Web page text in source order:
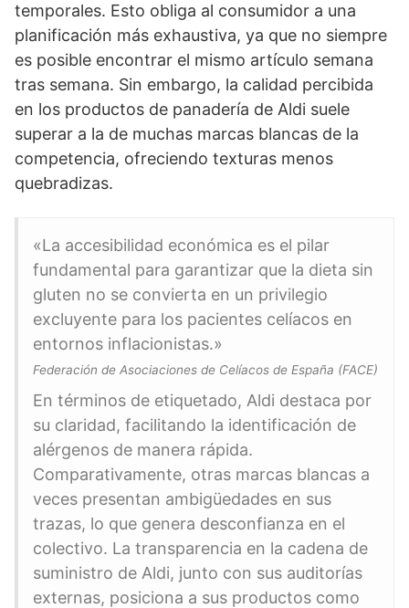
temporales. Esto obliga al consumidor a una
planificación más exhaustiva, ya que no siempre
es posible encontrar el mismo artículo semana
tras semana. Sin embargo, la calidad percibida
en los productos de panadería de Aldi suele
superar a la de muchas marcas blancas de la
competencia, ofreciendo texturas menos
quebradizas.
«La accesibilidad económica es el pilar
fundamental para garantizar que la dieta sin
gluten no se convierta en un privilegio
excluyente para los pacientes celíacos en
entornos inflacionistas.»
Federación de Asociaciones de Celíacos de España (FACE)
En términos de etiquetado, Aldi destaca por
su claridad, facilitando la identificación de
alérgenos de manera rápida.
Comparativamente, otras marcas blancas a
veces presentan ambigüedades en sus
trazas, lo que genera desconfianza en el
colectivo. La transparencia en la cadena de
suministro de Aldi, junto con sus auditorías
externas, posiciona a sus productos como